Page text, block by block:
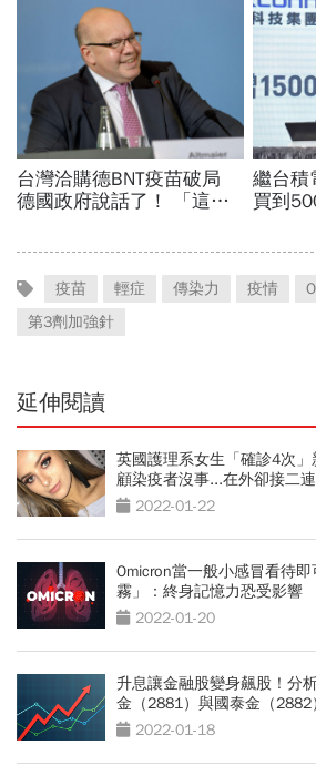
疫苗 輕症 傳染力 疫情
第3劑加強針
延伸閱讀
英國護理系女生「確診4次
顧染疫者沒事...在外卻接二
2022-01-22
Omicron當一般小感冒看待
霧」：終身記憶力恐受影響
2022-01-20
升息讓金融股變身飆股！分
金（2881）與國泰金（2882
2022-01-18